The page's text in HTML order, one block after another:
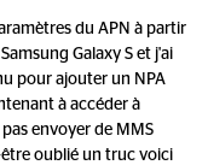
du APN à partir
Galaxy S et j'ai
pour ajouter un NPA
à accéder à
envoyer de MMS
oublié un truc voici